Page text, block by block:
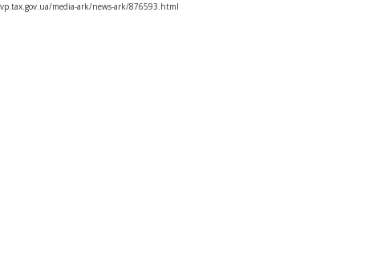
media-ark/news-ark/876593.html